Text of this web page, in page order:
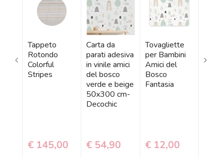
Tappeto
Rotondo
Colorful
Stripes
€ 145,00
Carta da
parati adesiva
in vinile amici
del bosco
verde e beige
50x300 cm-
Decochic
€ 54,90
Tovagliette
per Bambini
Amici del
Bosco
Fantasia
€ 12,00
del